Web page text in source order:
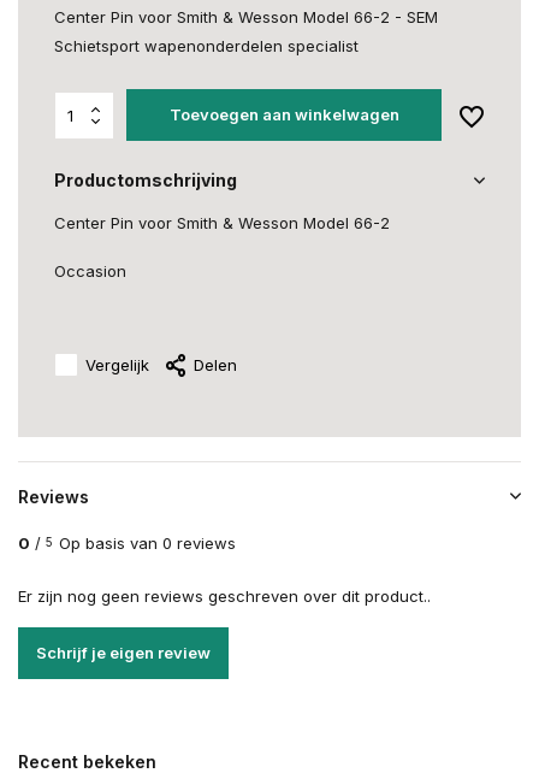
Center Pin voor Smith & Wesson Model 66-2 - SEM
Schietsport wapenonderdelen specialist
Toevoegen aan winkelwagen
Productomschrijving
Center Pin voor Smith & Wesson Model 66-2
Occasion
Vergelijk Delen
Reviews
0 / 5 Op basis van 0 reviews
Er zijn nog geen reviews geschreven over dit product..
Schrijf je eigen review
Recent bekeken